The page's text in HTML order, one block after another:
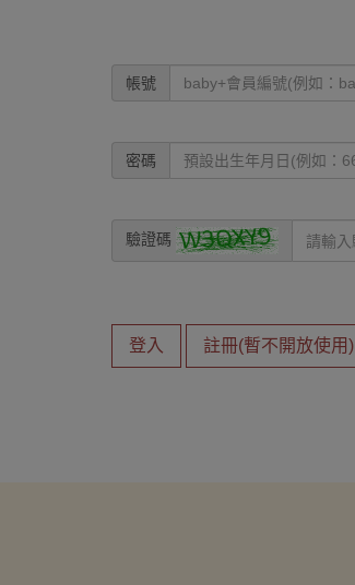
帳號
密碼
驗證碼
登入 註冊(暫不開放使用)